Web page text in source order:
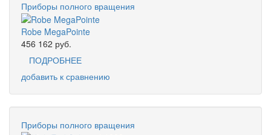
Приборы полного вращения
Robe MegaPointe
456 162 руб.
ПОДРОБНЕЕ
добавить к сравнению
Приборы полного вращения